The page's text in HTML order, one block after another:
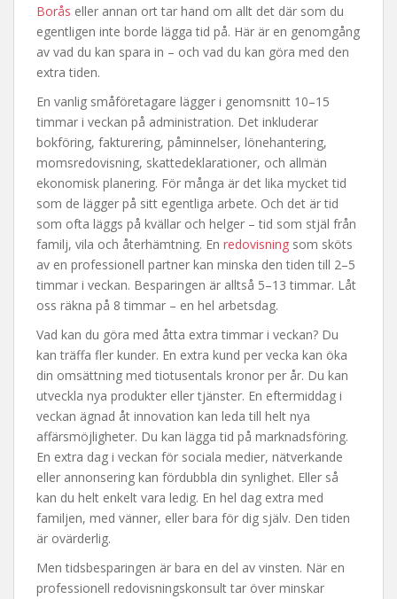
Borås eller annan ort tar hand om allt det där som du
egentligen inte borde lägga tid på. Här är en genomgång
av vad du kan spara in – och vad du kan göra med den
extra tiden.
En vanlig småföretagare lägger i genomsnitt 10–15
timmar i veckan på administration. Det inkluderar
bokföring, fakturering, påminnelser, lönehantering,
momsredovisning, skattedeklarationer, och allmän
ekonomisk planering. För många är det lika mycket tid
som de lägger på sitt egentliga arbete. Och det är tid
som ofta läggs på kvällar och helger – tid som stjäl från
familj, vila och återhämtning. En redovisning som sköts
av en professionell partner kan minska den tiden till 2–5
timmar i veckan. Besparingen är alltså 5–13 timmar. Låt
oss räkna på 8 timmar – en hel arbetsdag.
Vad kan du göra med åtta extra timmar i veckan? Du
kan träffa fler kunder. En extra kund per vecka kan öka
din omsättning med tiotusentals kronor per år. Du kan
utveckla nya produkter eller tjänster. En eftermiddag i
veckan ägnad åt innovation kan leda till helt nya
affärsmöjligheter. Du kan lägga tid på marknadsföring.
En extra dag i veckan för sociala medier, nätverkande
eller annonsering kan fördubbla din synlighet. Eller så
kan du helt enkelt vara ledig. En hel dag extra med
familjen, med vänner, eller bara för dig själv. Den tiden
är ovärderlig.
Men tidsbesparingen är bara en del av vinsten. När en
professionell redovisningskonsult tar över minskar